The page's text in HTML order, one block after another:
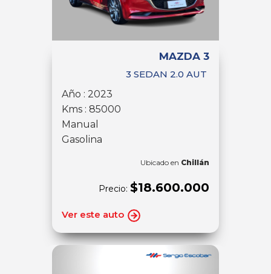
MAZDA 3
3 SEDAN 2.0 AUT
Año : 2023
Kms : 85000
Manual
Gasolina
Ubicado en Chillán
Precio: $18.600.000
Ver este auto